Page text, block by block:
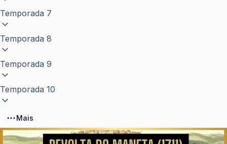
Temporada 7
Temporada 8
Temporada 9
Temporada 10
Mais